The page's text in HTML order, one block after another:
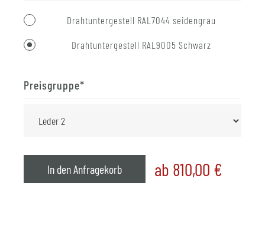
Drahtuntergestell RAL7044 seidengrau
Drahtuntergestell RAL9005 Schwarz
Preisgruppe*
In den Anfragekorb ab 810,00 €